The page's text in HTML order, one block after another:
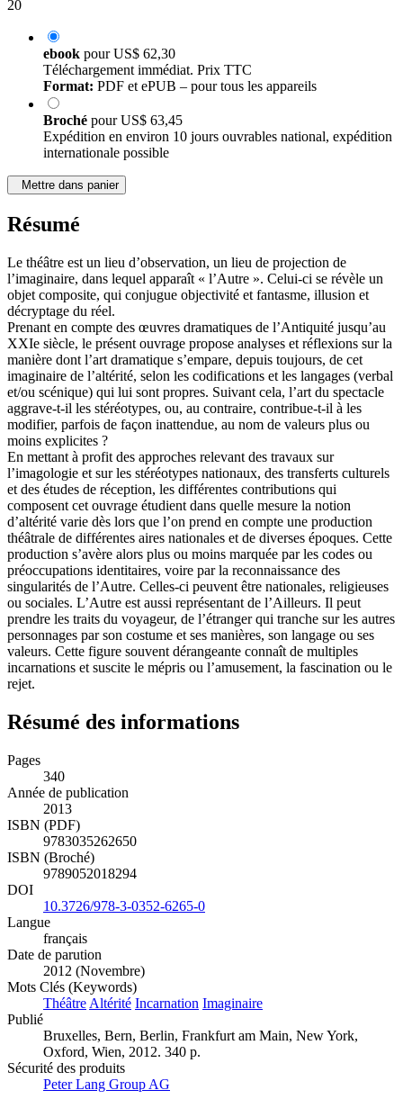
20
ebook pourUS$ 62,30
Téléchargement immédiat. Prix TTC
Format: PDF et ePUB – pour tous les appareils
Broché pourUS$ 63,45
Expédition en environ 10 jours ouvrables national, expédition
internationale possible
Mettre dans panier
Résumé
Le théâtre est un lieu d’observation, un lieu de projection de
l’imaginaire, dans lequel apparaît « l’Autre ». Celui-ci se révèle un
objet composite, qui conjugue objectivité et fantasme, illusion et
décryptage du réel.
Prenant en compte des œuvres dramatiques de l’Antiquité jusqu’au
XXIe siècle, le présent ouvrage propose analyses et réflexions sur la
manière dont l’art dramatique s’empare, depuis toujours, de cet
imaginaire de l’altérité, selon les codifications et les langages (verbal
et/ou scénique) qui lui sont propres. Suivant cela, l’art du spectacle
aggrave-t-il les stéréotypes, ou, au contraire, contribue-t-il à les
modifier, parfois de façon inattendue, au nom de valeurs plus ou
moins explicites ?
En mettant à profit des approches relevant des travaux sur
l’imagologie et sur les stéréotypes nationaux, des transferts culturels
et des études de réception, les différentes contributions qui
composent cet ouvrage étudient dans quelle mesure la notion
d’altérité varie dès lors que l’on prend en compte une production
théâtrale de différentes aires nationales et de diverses époques. Cette
production s’avère alors plus ou moins marquée par les codes ou
préoccupations identitaires, voire par la reconnaissance des
singularités de l’Autre. Celles-ci peuvent être nationales, religieuses
ou sociales. L’Autre est aussi représentant de l’Ailleurs. Il peut
prendre les traits du voyageur, de l’étranger qui tranche sur les autres
personnages par son costume et ses manières, son langage ou ses
valeurs. Cette figure souvent dérangeante connaît de multiples
incarnations et suscite le mépris ou l’amusement, la fascination ou le
rejet.
Résumé des informations
Pages
340
Année de publication
2013
ISBN (PDF)
9783035262650
ISBN (Broché)
9789052018294
DOI
10.3726/978-3-0352-6265-0
Langue
français
Date de parution
2012 (Novembre)
Mots Clés (Keywords)
Théâtre Altérité Incarnation Imaginaire
Publié
Bruxelles, Bern, Berlin, Frankfurt am Main, New York,
Oxford, Wien, 2012. 340 p.
Sécurité des produits
Peter Lang Group AG